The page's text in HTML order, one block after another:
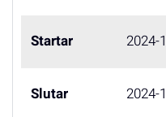
Startar 2024-
Slutar 2024-